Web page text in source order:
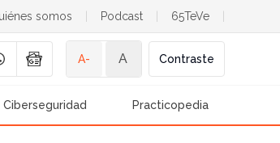
somos Podcast 65TeVe
A- A Contraste
Ciberseguridad Practicopedia